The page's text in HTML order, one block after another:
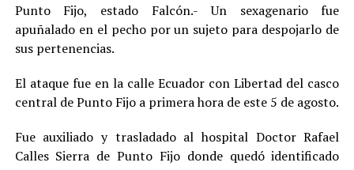
Punto Fijo, estado Falcón.- Un sexagenario fue
apuñalado en el pecho por un sujeto para despojarlo de
sus pertenencias.
El ataque fue en la calle Ecuador con Libertad del casco
central de Punto Fijo a primera hora de este 5 de agosto.
Fue auxiliado y trasladado al hospital Doctor Rafael
Calles Sierra de Punto Fijo donde quedó identificado